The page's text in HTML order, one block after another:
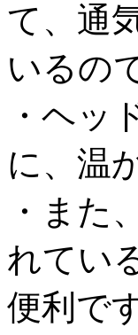
て、通
いるの
・ヘッ
に、温
・また
れてい
便利で